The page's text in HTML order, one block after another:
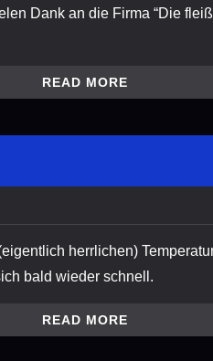
Dank an die Firma “Die
READ MORE
herrlichen)
bald wieder schnell.
READ MORE